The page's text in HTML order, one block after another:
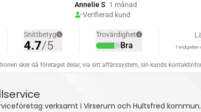
verksamt i Virserum och Hultsfred kommun.